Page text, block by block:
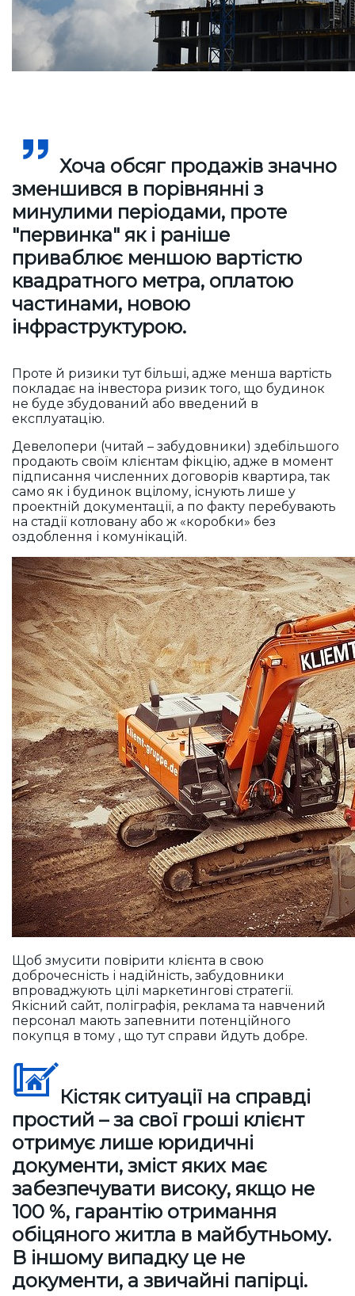
Хоча обсяг продажів значно
зменшився в порівнянні з
минулими періодами, проте
"первинка" як і раніше
приваблює меншою вартістю
квадратного метра, оплатою
частинами, новою
інфраструктурою.
Проте й ризики тут більші, адже менша вартість
покладає на інвестора ризик того, що будинок
не буде збудований або введений в
експлуатацію.
Девелопери (читай – забудовники) здебільшого
продають своїм клієнтам фікцію, адже в момент
підписання численних договорів квартира, так
само як і будинок вцілому, існують лише у
проектній документації, а по факту перебувають
на стадії котловану або ж «коробки» без
оздоблення і комунікацій.
Щоб змусити повірити клієнта в свою
доброчесність і надійність, забудовники
впроваджують цілі маркетингові стратегії.
Якісний сайт, поліграфія, реклама та навчений
персонал мають запевнити потенційного
покупця в тому , що тут справи йдуть добре.
Кістяк ситуації на справді
простий – за свої гроші клієнт
отримує лише юридичні
документи, зміст яких має
забезпечувати високу, якщо не
100 %, гарантію отримання
обіцяного житла в майбутньому.
В іншому випадку це не
документи, а звичайні папірці.